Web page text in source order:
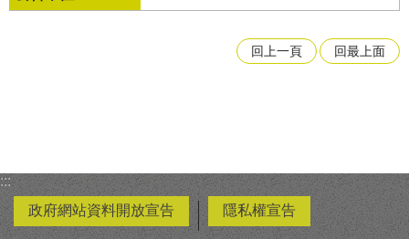
回上一頁 回最上面
:::
政府網站資料開放宣告
隱私權宣告